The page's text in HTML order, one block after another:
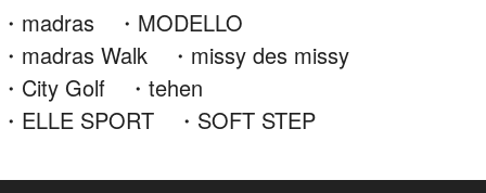
・ madras ・ MODELLO
・ madras Walk ・ missy des missy
・ City Golf ・ tehen
・ ELLE SPORT ・ SOFT STEP